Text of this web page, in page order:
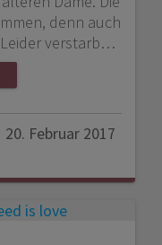
denn auch
verstarb…
20. Februar 2017